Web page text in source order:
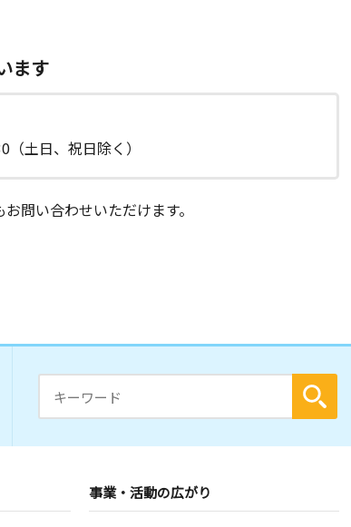
ます
（土日、祝日除く）
問い合わせいただけます。
事業・活動の広がり